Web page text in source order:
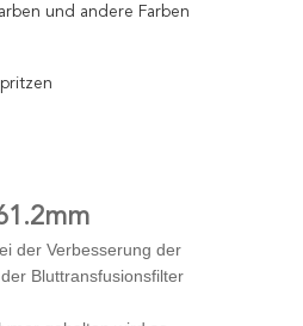
und andere Farben
der Verbesserung der
Bluttransfusionsfilter